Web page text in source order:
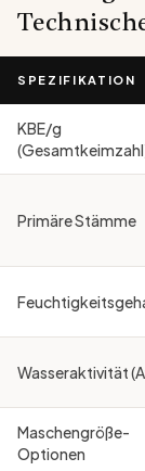
SPEZIFIKATION
KBE/g
Primäre Stämme
Wasseraktivität
Maschengröße-
Optionen